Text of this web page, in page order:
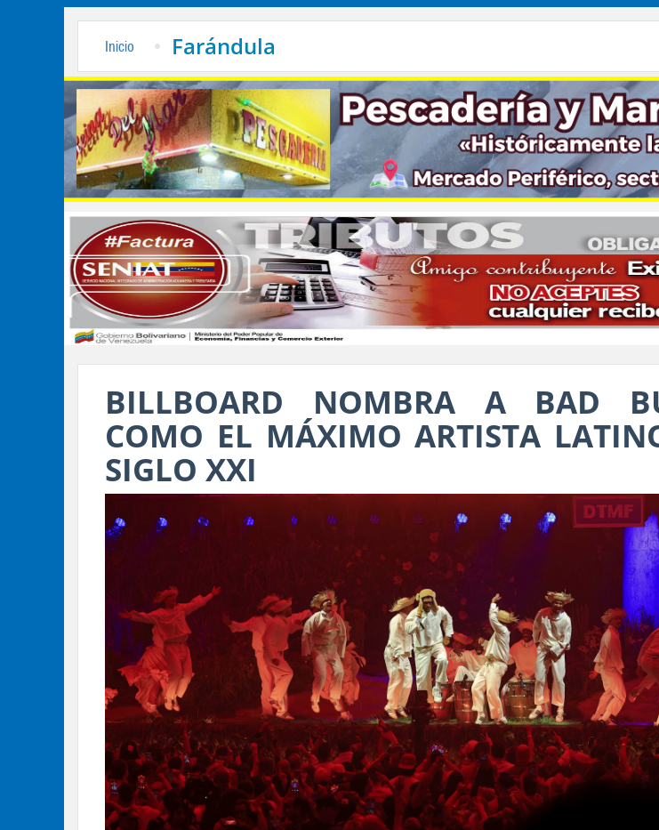
Inicio Farándula
BILLBOARD NOMBRA A BAD
COMO EL MÁXIMO ARTISTA
SIGLO XXI